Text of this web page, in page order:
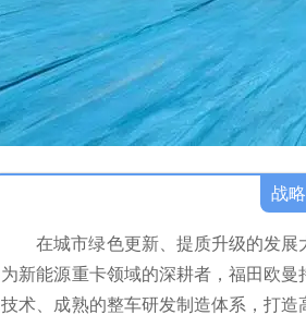
战
在城市绿色更新、提质升级的发
为新能源重卡领域的深耕者，福田欧
技术、成熟的整车研发制造体系，打